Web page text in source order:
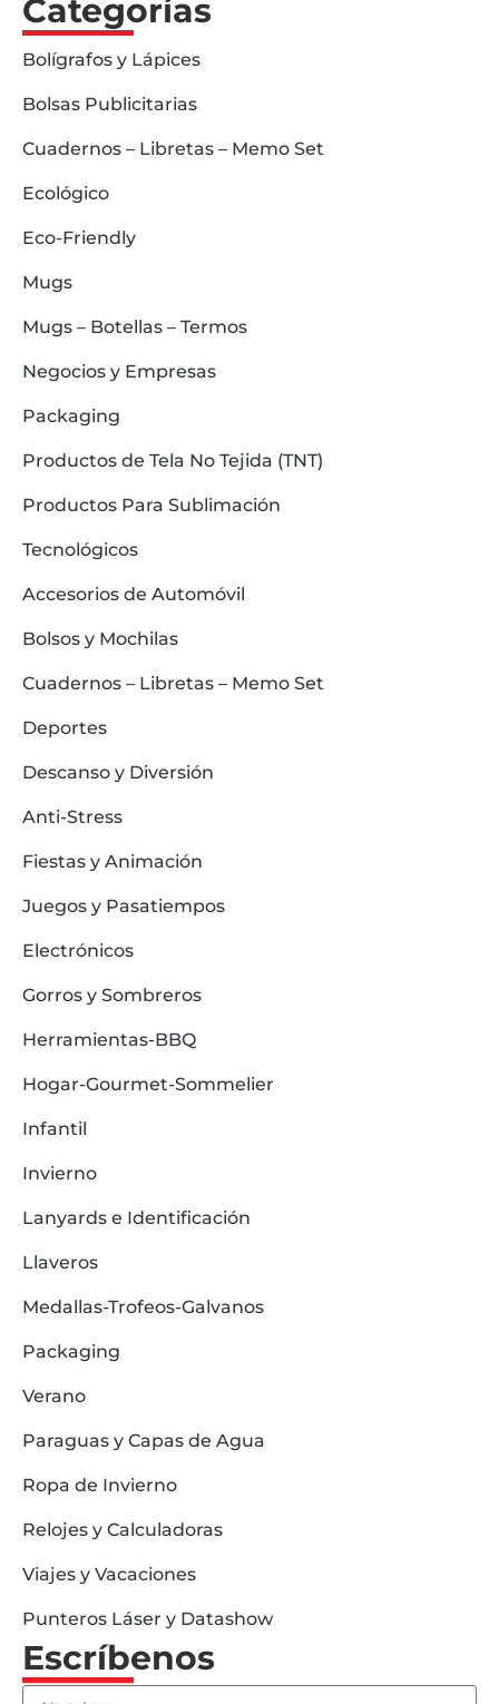
Categorías
Bolígrafos y Lápices
Bolsas Publicitarias
Cuadernos – Libretas – Memo Set
Ecológico
Eco-Friendly
Mugs
Mugs – Botellas – Termos
Negocios y Empresas
Packaging
Productos de Tela No Tejida (TNT)
Productos Para Sublimación
Tecnológicos
Accesorios de Automóvil
Bolsos y Mochilas
Cuadernos – Libretas – Memo Set
Deportes
Descanso y Diversión
Anti-Stress
Fiestas y Animación
Juegos y Pasatiempos
Electrónicos
Gorros y Sombreros
Herramientas-BBQ
Hogar-Gourmet-Sommelier
Infantil
Invierno
Lanyards e Identificación
Llaveros
Medallas-Trofeos-Galvanos
Packaging
Verano
Paraguas y Capas de Agua
Ropa de Invierno
Relojes y Calculadoras
Viajes y Vacaciones
Punteros Láser y Datashow
Escríbenos